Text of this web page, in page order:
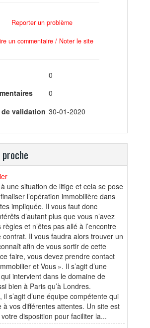
Reporter un problème
un commentaire / Noter le site
0
0
de validation 30-01-2020
une situation de litige et cela se pose
l’opération immobilière dans
impliquée. Il vous faut donc
d’autant plus que vous n’avez
et n’êtes pas allé à l’encontre
contrat. Il vous faudra alors trouver un
afin de vous sortir de cette
faire, vous devez prendre contact
et Vous ». Il s’agit d’une
intervient dans le domaine de
bien à Paris qu’à Londres.
il s’agit d’une équipe compétente qui
à vos différentes attentes. Un site est
votre disposition pour faciliter la...